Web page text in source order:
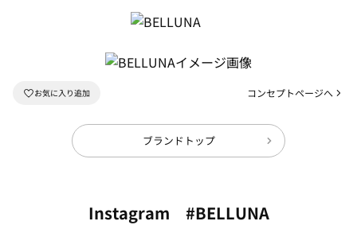
コンセプトページへ
ブランドトップ
Instagram #BELLUNA